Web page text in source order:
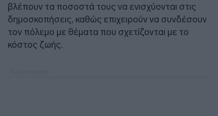
βλέπουν τα ποσοστά τους να ενισχύονται στις
δημοσκοπήσεις, καθώς επιχειρούν να συνδέσουν
τον πόλεμο με θέματα που σχετίζονται με το
κόστος ζωής.